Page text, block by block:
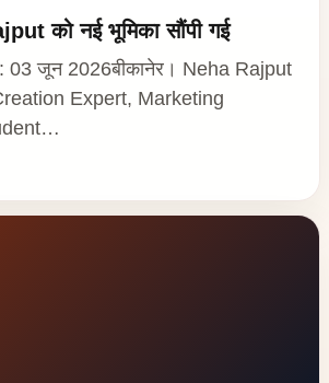
को नई भूमिका सौंपी गई
03 जून 2026बीकानेर। Neha Rajput
Expert, Marketing